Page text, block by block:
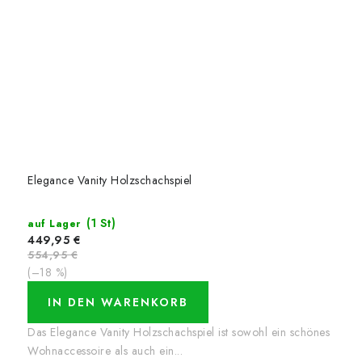
Elegance Vanity Holzschachspiel
auf Lager (1 St)
449,95 €
554,95 €
(–18 %)
IN DEN WARENKORB
Das Elegance Vanity Holzschachspiel ist sowohl ein schönes
Wohnaccessoire als auch ein...